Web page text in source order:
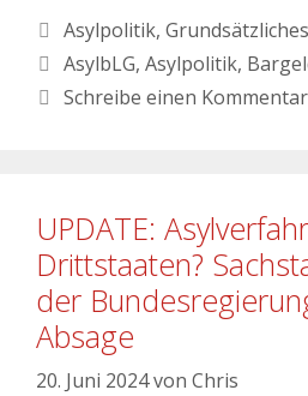
Asylpolitik, Grundsätzliches
AsylbLG, Asylpolitik,
Schreibe einen Kommentar
UPDATE:
Drittstaaten?
der
Absage
20. Juni 2024von Chris